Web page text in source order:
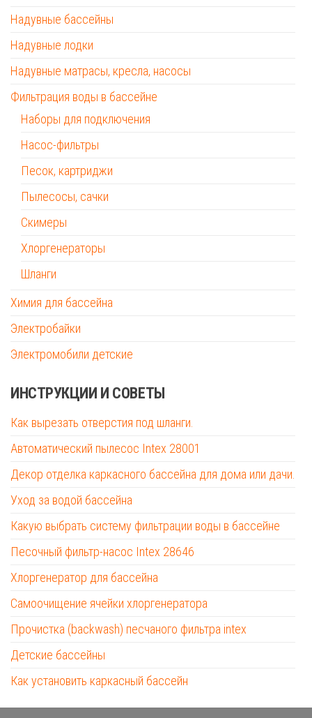
Надувные бассейны
Надувные лодки
Надувные матрасы, кресла, насосы
Фильтрация воды в бассейне
Наборы для подключения
Насос-фильтры
Песок, картриджи
Пылесосы, сачки
Скимеры
Хлоргенераторы
Шланги
Химия для бассейна
Электробайки
Электромобили детские
ИНСТРУКЦИИ И СОВЕТЫ
Как вырезать отверстия под шланги.
Автоматический пылесос Intex 28001
Декор отделка каркасного бассейна для дома или дачи.
Уход за водой бассейна
Какую выбрать систему фильтрации воды в бассейне
Песочный фильтр-насос Intex 28646
Хлоргенератор для бассейна
Самоочищение ячейки хлоргенератора
Прочистка (backwash) песчаного фильтра intex
Детские бассейны
Как установить каркасный бассейн